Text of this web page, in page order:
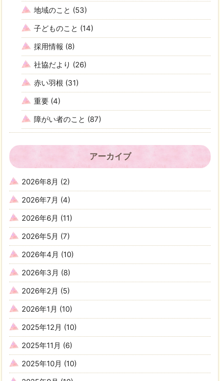
地域のこと (53)
子どものこと (14)
採用情報 (8)
社協だより (26)
赤い羽根 (31)
重要 (4)
障がい者のこと (87)
アーカイブ
2026年8月 (2)
2026年7月 (4)
2026年6月 (11)
2026年5月 (7)
2026年4月 (10)
2026年3月 (8)
2026年2月 (5)
2026年1月 (10)
2025年12月 (10)
2025年11月 (6)
2025年10月 (10)